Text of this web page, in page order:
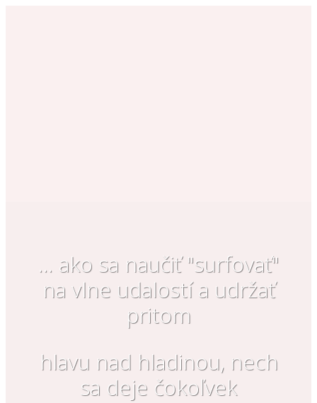
… ako sa naučiť "surfovať"
na vlne udalostí a udržať
pritom
hlavu nad hladinou, nech
sa deje čokoľvek